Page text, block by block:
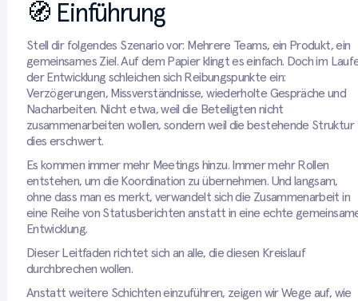
🧭 Einführung
Stell dir folgendes Szenario vor: Mehrere Teams, ein Produkt, ein
gemeinsames Ziel. Auf dem Papier klingt es einfach. Doch im
der Entwicklung schleichen sich Reibungspunkte ein:
Verzögerungen, Missverständnisse, wiederholte Gespräche und
Nacharbeiten. Nicht etwa, weil die Beteiligten nicht
zusammenarbeiten wollen, sondern weil die bestehende Struktur
dies erschwert.
Es kommen immer mehr Meetings hinzu. Immer mehr Rollen
entstehen, um die Koordination zu übernehmen. Und langsam,
ohne dass man es merkt, verwandelt sich die Zusammenarbeit in
eine Reihe von Statusberichten anstatt in eine echte
Entwicklung.
Dieser Leitfaden richtet sich an alle, die diesen Kreislauf
durchbrechen wollen.
Anstatt weitere Schichten einzuführen, zeigen wir Wege auf, wie